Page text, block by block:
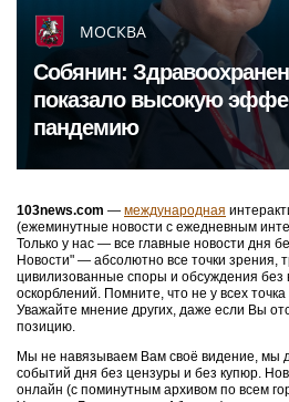
МОСКВА
Собянин:
показало высокую
пандемию
103news.com — международная
(ежеминутные новости с ежедневным
Только у нас — все главные новости дня
Новости" — абсолютно все точки зрения,
цивилизованные споры и обсуждения без
оскорблений. Помните, что не у всех
Уважайте мнение других, даже если Вы
позицию.
Мы не навязываем Вам своё видение, мы
событий дня без цензуры и без купюр.
онлайн (с поминутным архивом по всем